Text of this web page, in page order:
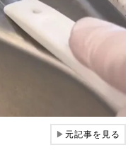
▶元記事を見る